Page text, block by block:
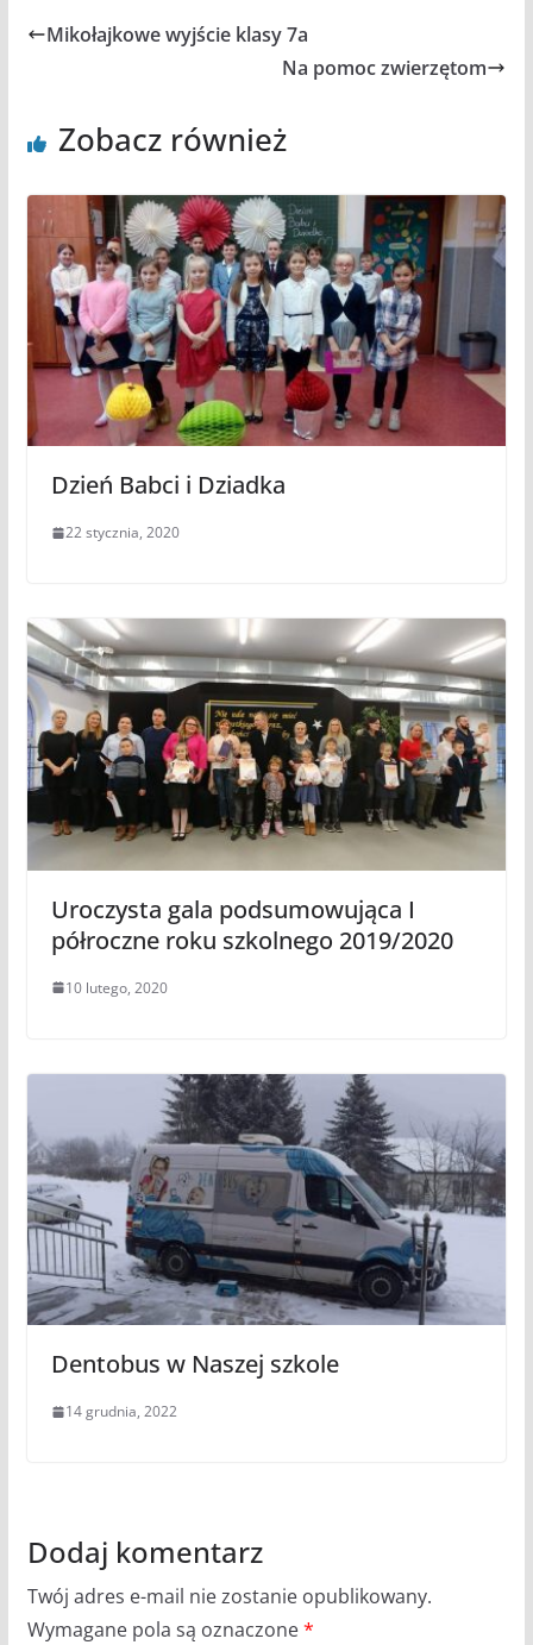
Mikołajkowe wyjście klasy 7a
Na pomoc zwierzętom
Zobacz również
Dzień Babci i Dziadka
22 stycznia, 2020
Uroczysta gala podsumowująca I
półroczne roku szkolnego 2019/2020
10 lutego, 2020
Dentobus w Naszej szkole
14 grudnia, 2022
Dodaj komentarz
Twój adres e-mail nie zostanie opublikowany.
Wymagane pola są oznaczone*